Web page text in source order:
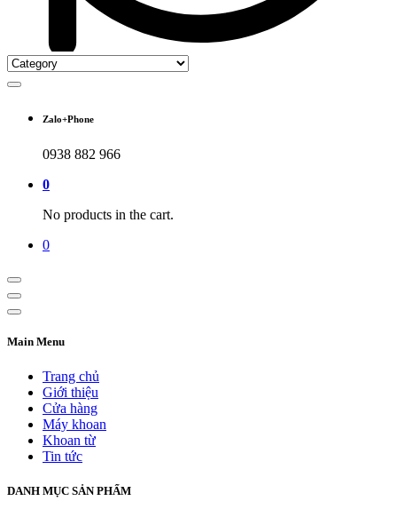
Zalo+Phone
0938 882 966
0
No products in the cart.
0
Main Menu
Trang chủ
Giới thiệu
Cửa hàng
Máy khoan
Khoan từ
Tin tức
DANH MỤC SẢN PHẨM